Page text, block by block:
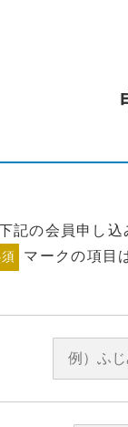
記の会員申し込
マークの項目